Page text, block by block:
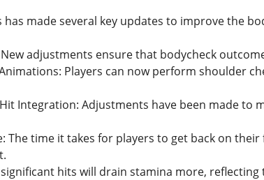
has made several key updates to improve the
adjustments ensure that bodycheck
Players can now perform shoulder
Integration: Adjustments have been made to
The time it takes for players to get back on
hits will drain stamina more,